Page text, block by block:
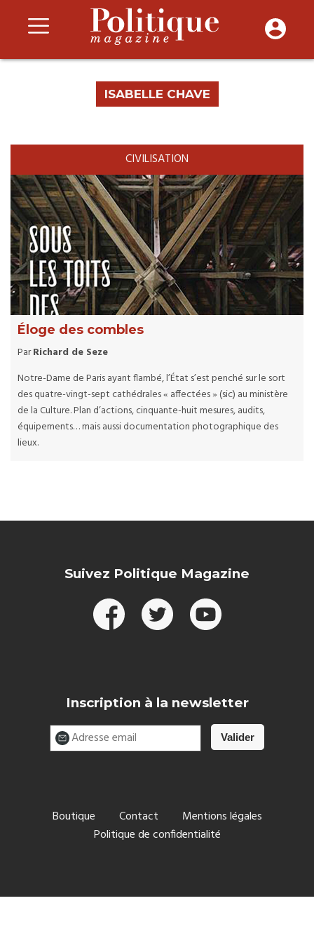
ISABELLE CHAVE
CIVILISATION
Éloge des combles
ParRichard de Seze
Notre-Dame de Paris ayant flambé, l’État s’est penché sur le sort
des quatre-vingt-sept cathédrales « affectées » (sic) au ministère
de la Culture. Plan d’actions, cinquante-huit mesures, audits,
équipements… mais aussi documentation photographique des
lieux.
Suivez Politique Magazine
Inscription à la newsletter
Boutique Contact
Mentions légales
Politique de confidentialité